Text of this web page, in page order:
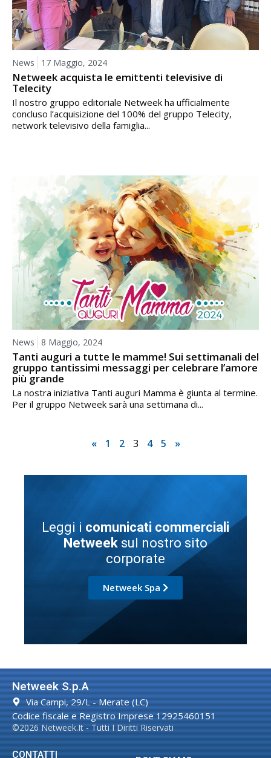
News 17 Maggio, 2024
Netweek acquista le emittenti televisive di
Telecity
Il nostro gruppo editoriale Netweek ha ufficialmente
concluso l’acquisizione del 100% del gruppo Telecity,
network televisivo della famiglia...
News 8 Maggio, 2024
Tanti auguri a tutte le mamme! Sui settimanali del
gruppo tantissimi messaggi per celebrare l’amore
più grande
La nostra iniziativa Tanti auguri Mamma è giunta al termine.
Per il gruppo Netweek sarà una settimana di...
« 1 2 3 4 5 »
Leggi i comunicati commerciali
Netweek sul nostro sito
corporate
Netweek Spa
Netweek S.p.A
Via Campi, 29/L - Merate (LC)
Codice fiscale e Registro Imprese 12925460151
©2026 Netweek.it - Tutti I Diritti Riservati
CONTATTI